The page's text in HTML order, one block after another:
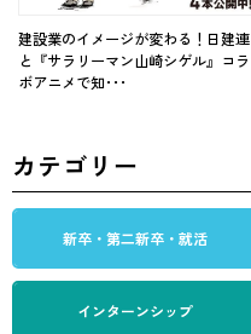
建設業のイメージが変わる！日建連
と『サラリーマン山崎シゲル』コラ
ボアニメで知･･･
カテゴリー
新卒・第二新卒・就活
インターンシップ